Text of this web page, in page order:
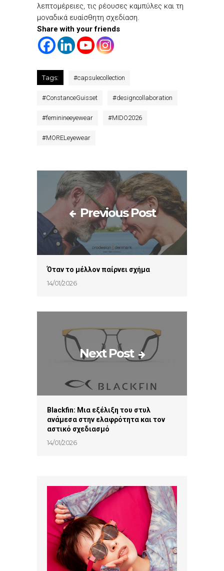
λεπτομέρειες, τις ρέουσες καμπύλες και τη
μοναδικά ευαίσθητη σχεδίαση.
Share with your friends
Tags: #capsulecollection
#ConstanceGuisset #designcollaboration
#feminineeyewear #MIDO2026
#MORELeyewear
Previous Post
Όταν το μέλλον παίρνει σχήμα
14/01/2026
Next Post
Blackfin: Μια εξέλιξη του στυλ
ανάμεσα στην ελαφρότητα και τον
αστικό σχεδιασμό
14/01/2026